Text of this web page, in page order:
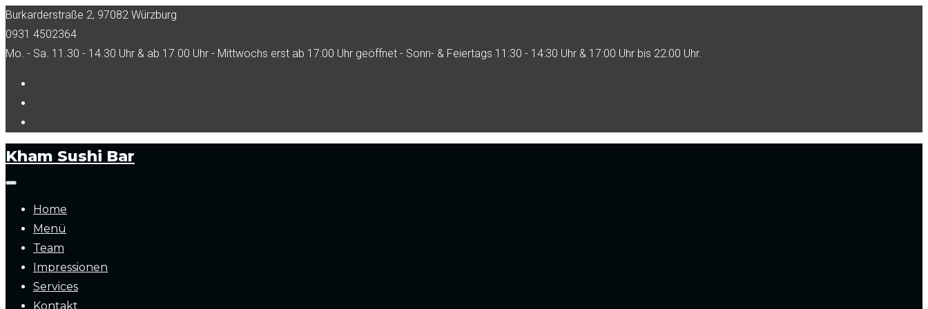
Skip
to
content
Burkarderstraße 2, 97082 Würzburg
0931 4502364
Mo. - Sa. 11.30 - 14.30 Uhr & ab 17.00 Uhr - Mittwochs erst ab 17:00 Uhr geöffnet - Sonn- & Feiertags 11:30 - 14:30 Uhr & 17:00 Uhr bis 22:00 Uhr.
Kham Sushi Bar
Home
Menü
Team
Impressionen
Services
Kontakt